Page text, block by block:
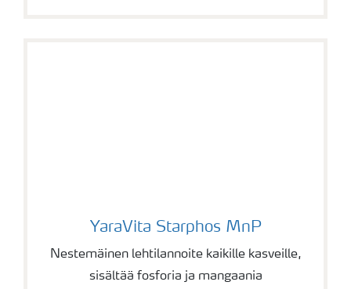
YaraVita Starphos MnP
YaraVita Starphos MnP
Nestemäinen lehtilannoite kaikille kasveille,
sisältää fosforia ja mangaania